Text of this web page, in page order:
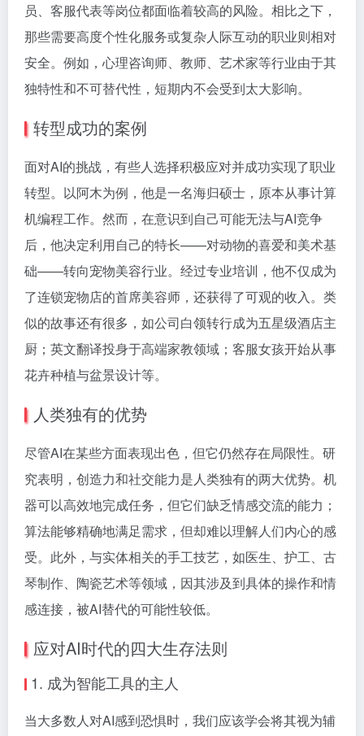
员、客服代表等岗位都面临着较高的风险。相比之下，
那些需要高度个性化服务或复杂人际互动的职业则相对
安全。例如，心理咨询师、教师、艺术家等行业由于其
独特性和不可替代性，短期内不会受到太大影响。
转型成功的案例
面对AI的挑战，有些人选择积极应对并成功实现了职业
转型。以阿木为例，他是一名海归硕士，原本从事计算
机编程工作。然而，在意识到自己可能无法与AI竞争
后，他决定利用自己的特长——对动物的喜爱和美术基
础——转向宠物美容行业。经过专业培训，他不仅成为
了连锁宠物店的首席美容师，还获得了可观的收入。类
似的故事还有很多，如公司白领转行成为五星级酒店主
厨；英文翻译投身于高端家教领域；客服女孩开始从事
花卉种植与盆景设计等。
人类独有的优势
尽管AI在某些方面表现出色，但它仍然存在局限性。研
究表明，创造力和社交能力是人类独有的两大优势。机
器可以高效地完成任务，但它们缺乏情感交流的能力；
算法能够精确地满足需求，但却难以理解人们内心的感
受。此外，与实体相关的手工技艺，如医生、护工、古
琴制作、陶瓷艺术等领域，因其涉及到具体的操作和情
感连接，被AI替代的可能性较低。
应对AI时代的四大生存法则
1. 成为智能工具的主人
当大多数人对AI感到恐惧时，我们应该学会将其视为辅